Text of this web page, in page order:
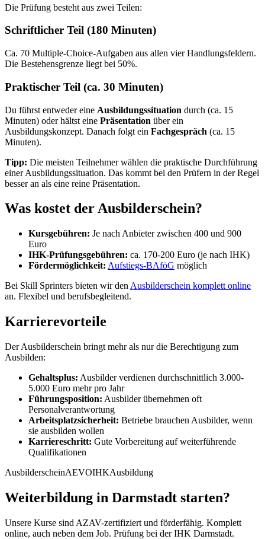
Die Prüfung besteht aus zwei Teilen:
Schriftlicher Teil (180 Minuten)
Ca. 70 Multiple-Choice-Aufgaben aus allen vier Handlungsfeldern.
Die Bestehensgrenze liegt bei 50%.
Praktischer Teil (ca. 30 Minuten)
Du führst entweder eine Ausbildungssituation durch (ca. 15
Minuten) oder hältst eine Präsentation über ein
Ausbildungskonzept. Danach folgt ein Fachgespräch (ca. 15
Minuten).
Tipp: Die meisten Teilnehmer wählen die praktische Durchführung
einer Ausbildungssituation. Das kommt bei den Prüfern in der Regel
besser an als eine reine Präsentation.
Was kostet der Ausbilderschein?
Kursgebühren: Je nach Anbieter zwischen 400 und 900
Euro
IHK-Prüfungsgebühren: ca. 170-200 Euro (je nach IHK)
Fördermöglichkeit: Aufstiegs-BAföG möglich
Bei Skill Sprinters bieten wir den Ausbilderschein komplett online
an. Flexibel und berufsbegleitend.
Karrierevorteile
Der Ausbilderschein bringt mehr als nur die Berechtigung zum
Ausbilden:
Gehaltsplus: Ausbilder verdienen durchschnittlich 3.000-
5.000 Euro mehr pro Jahr
Führungsposition: Ausbilder übernehmen oft
Personalverantwortung
Arbeitsplatzsicherheit: Betriebe brauchen Ausbilder, wenn
sie ausbilden wollen
Karriereschritt: Gute Vorbereitung auf weiterführende
Qualifikationen
AusbilderscheinAEVOIHKAusbildung
Weiterbildung in Darmstadt starten?
Unsere Kurse sind AZAV-zertifiziert und förderfähig. Komplett
online, auch neben dem Job. Prüfung bei der IHK Darmstadt.